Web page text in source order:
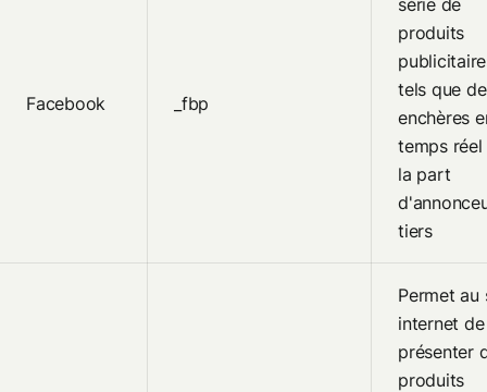
Facebook _fbp
série de
produits
tels que
enchères
temps réel
la part
tiers
Permet au
internet de
présenter
produits